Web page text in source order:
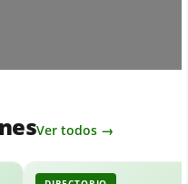
Ver todos →